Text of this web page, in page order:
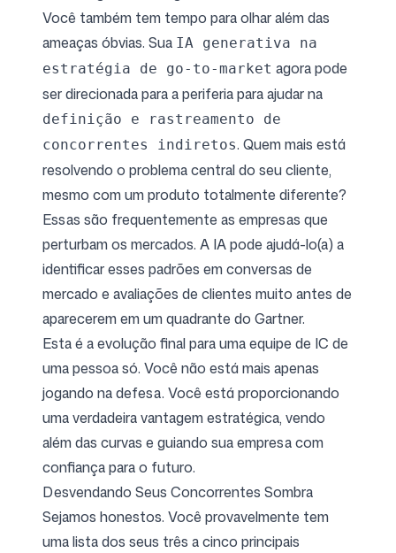
Você também tem tempo para olhar além das
ameaças óbvias. Sua IA generativa na
estratégia de go-to-market agora pode
ser direcionada para a periferia para ajudar na
definição e rastreamento de
concorrentes indiretos. Quem mais está
resolvendo o problema central do seu cliente,
mesmo com um produto totalmente diferente?
Essas são frequentemente as empresas que
perturbam os mercados. A IA pode ajudá-lo(a) a
identificar esses padrões em conversas de
mercado e avaliações de clientes muito antes de
aparecerem em um quadrante do Gartner.
Esta é a evolução final para uma equipe de IC de
uma pessoa só. Você não está mais apenas
jogando na defesa. Você está proporcionando
uma verdadeiravantagem estratégica, vendo
além das curvas e guiando sua empresa com
confiança para o futuro.
Desvendando Seus Concorrentes Sombra
Sejamos honestos. Você provavelmente tem
uma lista dos seus três a cinco principais